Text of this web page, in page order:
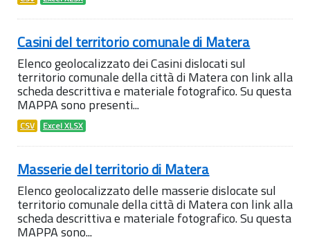
Casini del territorio comunale di Matera
Elenco geolocalizzato dei Casini dislocati sul
territorio comunale della città di Matera con link alla
scheda descrittiva e materiale fotografico. Su questa
MAPPA sono presenti...
CSV Excel XLSX
Masserie del territorio di Matera
Elenco geolocalizzato delle masserie dislocate sul
territorio comunale della città di Matera con link alla
scheda descrittiva e materiale fotografico. Su questa
MAPPA sono...